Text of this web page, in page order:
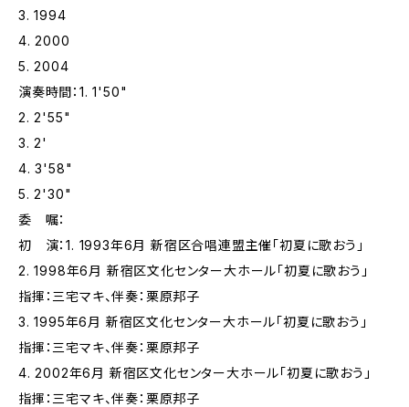
3. 1994
4. 2000
5. 2004
演奏時間：1. 1'50"
2. 2'55"
3. 2'
4. 3'58"
5. 2'30"
委 嘱：
初 演：1. 1993年6月 新宿区合唱連盟主催「初夏に歌おう」
2. 1998年6月 新宿区文化センター大ホール「初夏に歌おう」
指揮：三宅マキ、伴奏：栗原邦子
3. 1995年6月 新宿区文化センター大ホール「初夏に歌おう」
指揮：三宅マキ、伴奏：栗原邦子
4. 2002年6月 新宿区文化センター大ホール「初夏に歌おう」
指揮：三宅マキ、伴奏：栗原邦子